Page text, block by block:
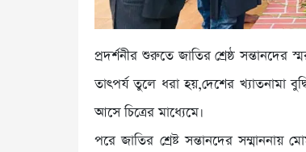
প্রদর্শনীর শুরুতে জাতির শ্রেষ্ঠ সন্তানদের
তাৎপর্য তুলে ধরা হয়,দেশের খ্যাতনামা
আসে চিত্রের মাধ্যেমে।
পরে জাতির শ্রেষ্ট সন্তানদের সম্মাননায়